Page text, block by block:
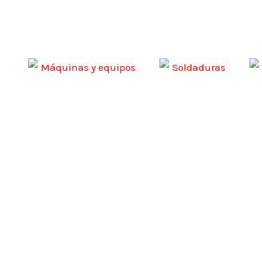
Máquinas y equipos Soldaduras